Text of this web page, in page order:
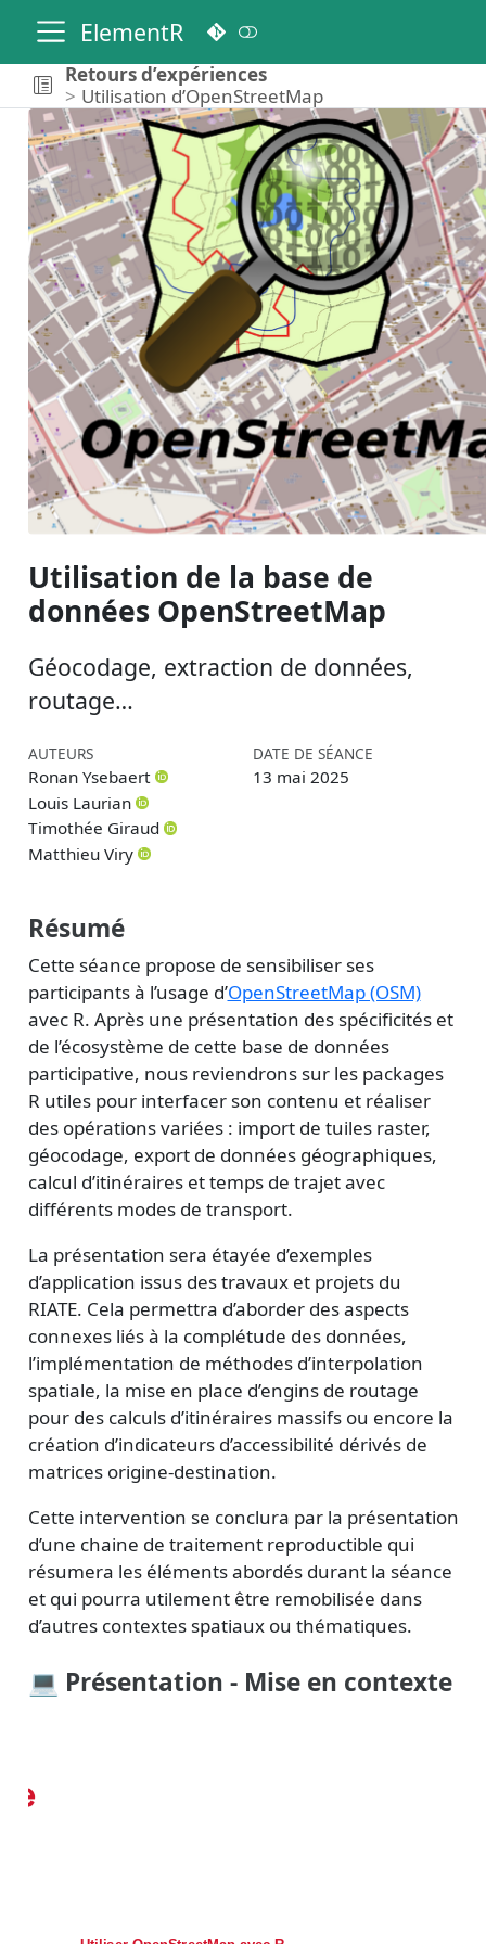
ElementR
Retours d’expériences
Utilisation d’OpenStreetMap
Utilisation de la base de
données OpenStreetMap
Géocodage, extraction de données,
routage…
AUTEURS
Ronan Ysebaert
Louis Laurian
Timothée Giraud
Matthieu Viry
DATE DE SÉANCE
13 mai 2025
Résumé
Cette séance propose de sensibiliser ses
participants à l’usage d’OpenStreetMap (OSM)
avec R. Après une présentation des spécificités et
de l’écosystème de cette base de données
participative, nous reviendrons sur les packages
R utiles pour interfacer son contenu et réaliser
des opérations variées : import de tuiles raster,
géocodage, export de données géographiques,
calcul d’itinéraires et temps de trajet avec
différents modes de transport.
La présentation sera étayée d’exemples
d’application issus des travaux et projets du
RIATE. Cela permettra d’aborder des aspects
connexes liés à la complétude des données,
l’implémentation de méthodes d’interpolation
spatiale, la mise en place d’engins de routage
pour des calculs d’itinéraires massifs ou encore la
création d’indicateurs d’accessibilité dérivés de
matrices origine-destination.
Cette intervention se conclura par la présentation
d’une chaine de traitement reproductible qui
résumera les éléments abordés durant la séance
et qui pourra utilement être remobilisée dans
d’autres contextes spatiaux ou thématiques.
💻 Présentation - Mise en contexte